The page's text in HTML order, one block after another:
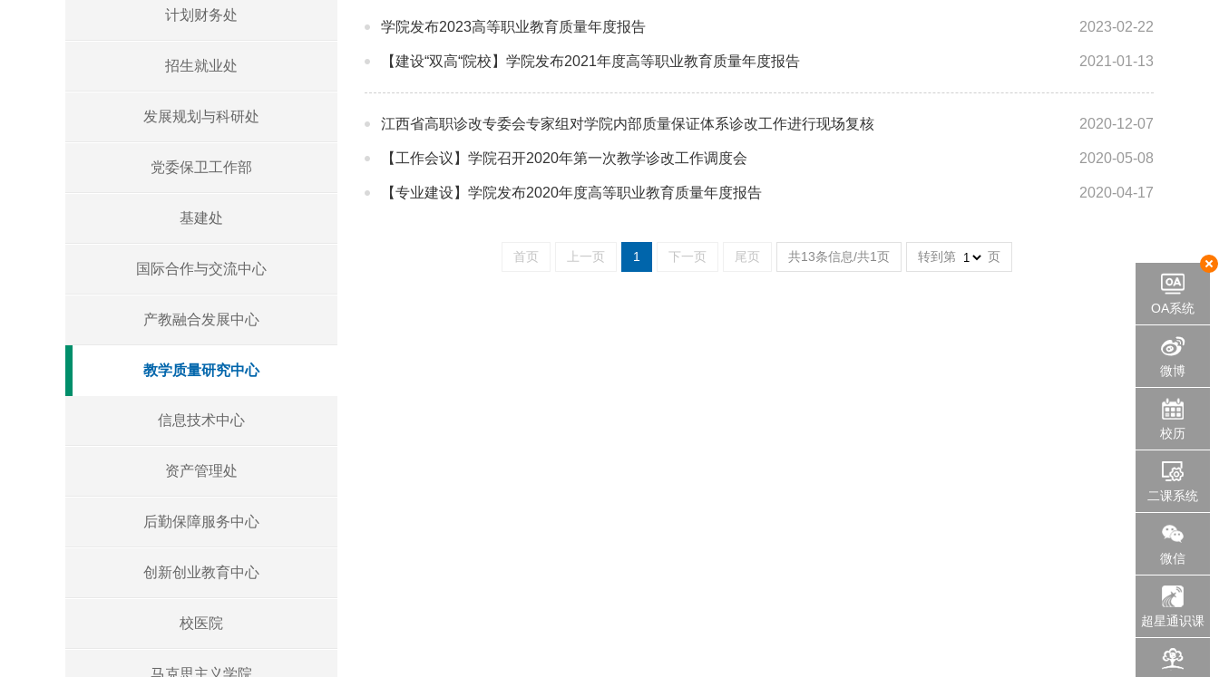
计划财务处
招生就业处
发展规划与科研处
党委保卫工作部
基建处
国际合作与交流中心
产教融合发展中心
教学质量研究中心
信息技术中心
资产管理处
后勤保障服务中心
创新创业教育中心
校医院
马克思主义学院
2023-02-22
学院发布2023高等职业教育质量年度报告
2021-01-13
【建设“双高“院校】学院发布2021年度高等职业教育质量年度报告
2020-12-07
江西省高职诊改专委会专家组对学院内部质量保证体系诊改工作进行现场复核
2020-05-08
【工作会议】学院召开2020年第一次教学诊改工作调度会
2020-04-17
【专业建设】学院发布2020年度高等职业教育质量年度报告
首页 上一页 1 下一页 尾页 共13条信息/共1页 转到第 页
OA系统
微博
校历
二课系统
微信
超星通识课